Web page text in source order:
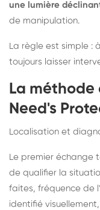
une lumière
de manipulation.
La règle est simple :
toujours laisser
La
Need's
Localisation et
Le premier échange
de qualifier la
faites, fréquence de
identifié